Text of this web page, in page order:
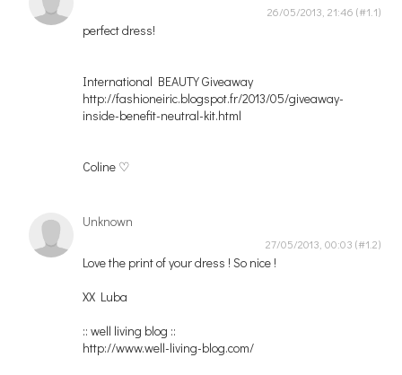
26/05/2013, 21:46
perfect dress!
International BEAUTY Giveaway
http://fashioneiric.blogspot.fr/2013/05/giveaway-
inside-benefit-neutral-kit.html
Coline ♡
Unknown
27/05/2013, 00:03
Love the print of your dress ! So nice !
XX Luba
:: well living blog ::
http://www.well-living-blog.com/